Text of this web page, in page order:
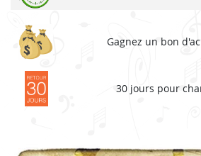
Gagnez un bon
30 jours pour